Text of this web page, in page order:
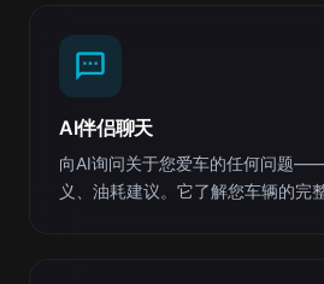
AI伴侣聊天
向AI询问关于您爱车的任何问题
义、油耗建议。它了解您车辆的完